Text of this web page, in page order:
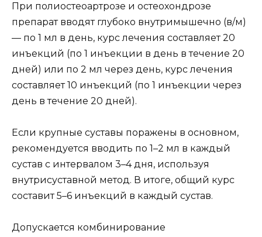
При полиостеоартрозе и остеохондрозе
препарат вводят глубоко внутримышечно (в/м)
— по 1 мл в день, курс лечения составляет 20
инъекций (по 1 инъекции в день в течение 20
дней) или по 2 мл через день, курс лечения
составляет 10 инъекций (по 1 инъекции через
день в течение 20 дней).
Если крупные суставы поражены в основном,
рекомендуется вводить по 1–2 мл в каждый
сустав с интервалом 3–4 дня, используя
внутрисуставной метод. В итоге, общий курс
составит 5–6 инъекций в каждый сустав.
Допускается комбинирование